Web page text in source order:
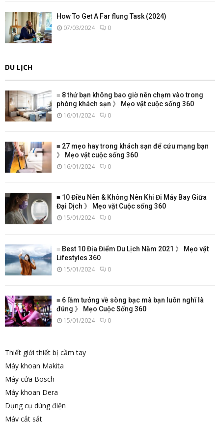
How To Get A Far flung Task (2024)
07/03/2024 0
DU LỊCH
≡ 8 thứ bạn không bao giờ nên chạm vào trong
phòng khách sạn 》 Mẹo vặt cuộc sống 360
16/01/2024 0
≡ 27 mẹo hay trong khách sạn để cứu mạng bạn
》 Mẹo vặt cuộc sống 360
16/01/2024 0
≡ 10 Điều Nên & Không Nên Khi Đi Máy Bay Giữa
Đại Dịch 》 Mẹo vặt Cuộc sống 360
15/01/2024 0
≡ Best 10 Địa Điểm Du Lịch Năm 2021 》 Mẹo vặt
Lifestyles 360
15/01/2024 0
≡ 6 lầm tưởng về sòng bạc mà bạn luôn nghĩ là
đúng 》 Mẹo Cuộc Sống 360
15/01/2024 0
Thiết giới thiết bị cầm tay
Máy khoan Makita
Máy cửa Bosch
Máy khoan Dera
Dụng cụ dùng điện
Máy cắt sắt